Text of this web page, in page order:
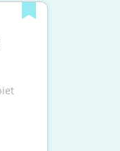
"...Vergünstigtes Jobticket für das Stadt­gebiet